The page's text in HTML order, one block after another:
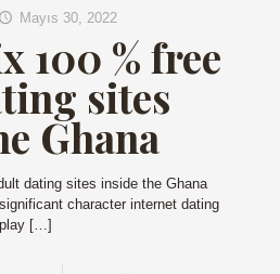
Mayıs 30, 2022
100 % free
sites
Ghana
dating sites inside the Ghana
character internet dating
[…]